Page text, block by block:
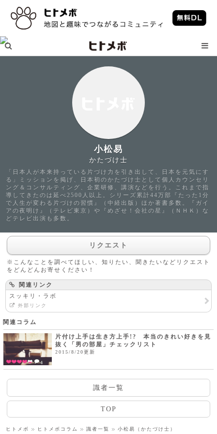
小松易
かたづけ士
「日本人が本来持っている片づけ力を引き出して、日本を元気にす
る」ミッションを掲げ、日本初のかたづけ士として個人カウンセリ
ング＆コンサルティング、企業研修、講演などを行う。これまで指
導してきたのは延べ2500人以上。シリーズ累計44万部『たった1分
で人生が変わる片づけの習慣』（中経出版）ほか著書多数。『ガイ
アの夜明け』（テレビ東京）や『めざせ！会社の星』（ＮＨＫ）な
どテレビ出演も多数。
リクエスト
※こんなことを調べてほしい、知りたい、聞きたいなどリクエスト
をどんどんお寄せください！
関連リンク
スッキリ・ラボ
外部リンク
関連コラム
4
片付け上手は生き方上手!? 本当のきれい好きを見
抜く「男の部屋」チェックリスト
2015/8/20更新
識者一覧
TOP
ヒトメボ ヒトメボコラム 識者一覧 小松易（かたづけ士）